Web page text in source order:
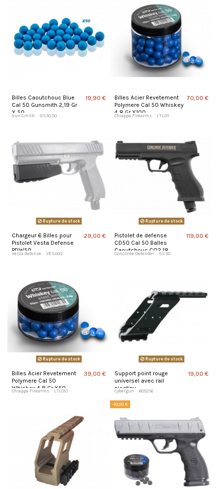
Billes Caoutchouc Blue
Cal 50 Gunsmith 2,19 Gr
X 50
GunSmith GS50.50
19,90 €
Billes Acier Revetement
Polymere Cal 50 Whiskey
4,8 Gr X100
Chiappa Firearms LTL011
70,00 €
Rupture de stock
Chargeur 6 Billes pour
Pistolet Vesta Defense
PDW50
Vesta defense VES002
29,00 €
Rupture de stock
Pistolet de defense
CD50 Cal 50 Balles
Caoutchouc CO2 18
Concorde Defender GS50
119,00 €
Rupture de stock
Billes Acier Revetement
Polymere Cal 50
Whiskey 4,8 Gr X50
Chiappa Firearms LTL010
39,00 €
Rupture de stock
Support point rouge
universel avec rail
picatiny.
Cybergun 605216
19,00 €
-10,00 €